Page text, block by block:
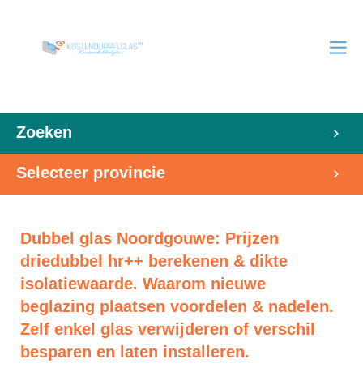
Zoeken
Selecteer provincie
Dubbel glas Noordgouwe: Prijzen
driedubbel hr++ berekenen & dikte
isolatiewaarde. Waarom nieuwe
beglazing plaatsen voordelen & nadelen.
Zelf enkel glas verwijderen of verschil
besparen en laten installeren.